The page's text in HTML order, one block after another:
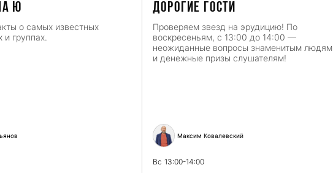
Ю
о самых известных
и группах.
ДОРОГИЕ ГОСТИ
Проверяем звезд на эрудицию! По
воскресеньям, с 13:00 до 14:00 —
неожиданные вопросы знаменитым людям
и денежные призы слушателям!
Максим Ковалевский
Вс 13:00-14:00